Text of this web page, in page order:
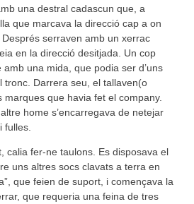
una destral cadascun que, a
que marcava la direcció cap a on
Després serraven amb un xerrac
en la direcció desitjada. Un cop
una mida, que podia ser d’uns
tronc. Darrera seu, el tallaven(o
marques que havia fet el company.
home s’encarregava de netejar
fulles.
calia fer-ne taulons. Es disposava el
uns altres socs clavats a terra en
que feien de suport, i començava la
que requeria una feina de tres